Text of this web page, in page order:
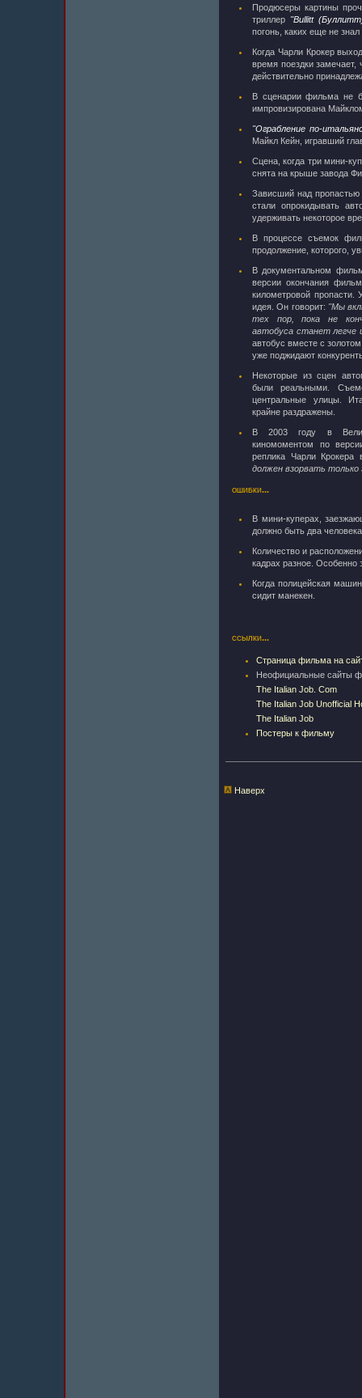
Продюсеры картины
триллер "Bullitt
погонь, каких еще не
Когда Чарли Крокер
время поездки
действительно
В сценарии фильма не
импровизирована
"Ограбление по-
Майкл Кейн, игравший
Сцена, когда три мини-
снята на крыше завода
Зависший над пропастью
стали опрокидывать
удерживать некоторое
В процессе съемок
продолжение, которого,
В документальном
версии окончания
километровой пропасти.
идея. Он говорит: "Мы
тех пор, пока не
автобуса станет легче
автобус вместе с
уже поджидают
Некоторые из сцен
были реальными.
центральные улицы.
крайне раздражены.
В 2003 году в
киномоментом по
реплика Чарли
должен взорвать
ошибки...
В мини-куперах,
должно быть два
Количество и
кадрах разное. Особенно
Когда полицейская
сидит манекен.
ссылки...
Страница фильма на
Неофициальные сайты
The Italian Job. Com
The Italian Job Unofficial
The Italian Job
Постеры к фильму
Наверх